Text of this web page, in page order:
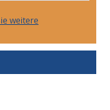
weitere